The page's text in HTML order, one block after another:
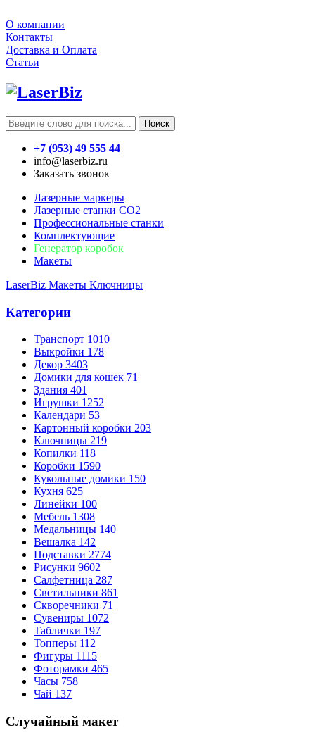
О компании
Контакты
Доставка и Оплата
Статьи
Поиск
+7 (953) 49 555 44
info@laserbiz.ru
Заказать звонок
Лазерные маркеры
Лазерные станки CO2
Профессиональные станки
Комплектующие
Генератор коробок
Макеты
LaserBiz Макеты Ключницы
Категории
Транспорт 1010
Выкройки 178
Декор 3403
Домики для кошек 71
Здания 401
Игрушки 1252
Календари 53
Картонный коробки 203
Ключницы 219
Копилки 118
Коробки 1590
Кукольные домики 150
Кухня 625
Линейки 100
Мебель 1308
Медальницы 140
Вешалка 142
Подставки 2774
Рисунки 9602
Салфетница 287
Светильники 861
Скворечники 71
Сувениры 1072
Таблички 197
Топперы 112
Фигуры 1115
Фоторамки 465
Часы 758
Чай 137
Случайный макет